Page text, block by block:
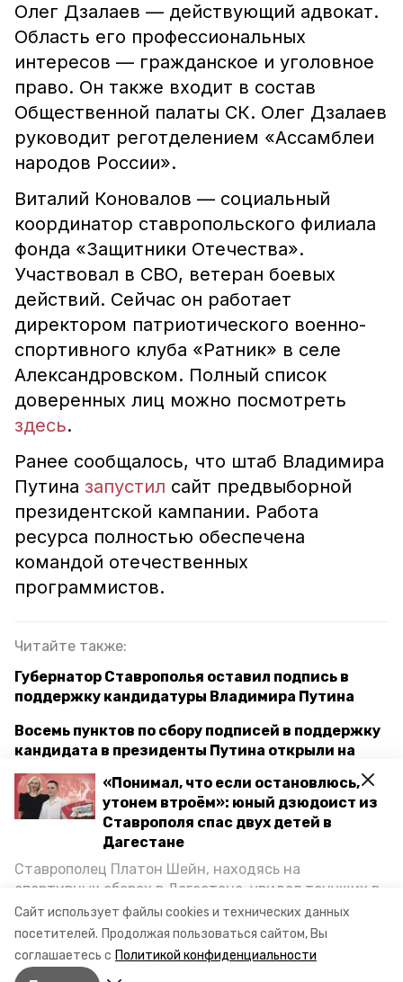
Сайт использует файлы cookies и технических данных
посетителей. Продолжая пользоваться сайтом, Вы
соглашаетесь с Политикой конфиденциальности
«Понимал, что если остановлюсь,
утонем втроём»: юный дзюдоист из
Ставрополя спас двух детей в
Дагестане
Ставрополец Платон Шейн, находясь на
спортивных сборах в Дегестане, увидел тонущих в
Каспийском море детей и бросился на помощь. По
возвращении домой, отважного мальчика
пригласили в министерство образования края и
наградили. Корреспондент «Победы26» пообщался
Олег Дзалаев — действующий адвокат.
Область его профессиональных
интересов — гражданское и уголовное
право. Он также входит в состав
Общественной палаты СК. Олег Дзалаев
руководит реготделением «Ассамблеи
народов России».
Виталий Коновалов — социальный
координатор ставропольского филиала
фонда «Защитники Отечества».
Участвовал в СВО, ветеран боевых
действий. Сейчас он работает
директором патриотического военно-
спортивного клуба «Ратник» в селе
Александровском. Полный список
доверенных лиц можно посмотреть
здесь.
Ранее сообщалось, что штаб Владимира
Путина запустил сайт предвыборной
президентской кампании. Работа
ресурса полностью обеспечена
командой отечественных
программистов.
Читайте также:
Губернатор Ставрополья оставил подпись в
поддержку кандидатуры Владимира Путина
Восемь пунктов по сбору подписей в поддержку
кандидата в президенты Путина открыли на
Ставрополье
В Ставрополе заработал региональный
избирательный штаб Владимира Путина
ставропольский край выборы президента
доверенные лица
Авторы: Евгения Перцева